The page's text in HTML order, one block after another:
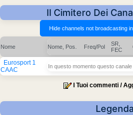
Il Cimitero Dei
Nome Nome, Pos. Freq/Pol
SR,
FEC
Eurosport 1
CAAC
In questo momento questo
I Tuoi commenti /
Legenda